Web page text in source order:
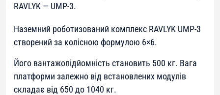
RAVLYK — UMP-3.
Наземний роботизований комплекс RAVLYK UMP-3
створений за колісною формулою 6×6.
Його вантажопідйомність становить 500 кг. Вага
платформи залежно від встановлених модулів
складає від 650 до 1040 кг.